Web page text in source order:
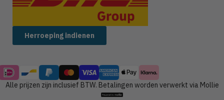
Herroeping indienen
Alle prijzen zijn inclusief BTW. Betalingen worden verwerkt via Mollie